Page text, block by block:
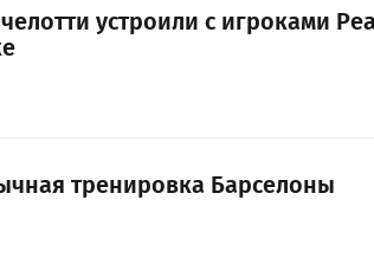
устроили с игроками
тренировка Барселоны